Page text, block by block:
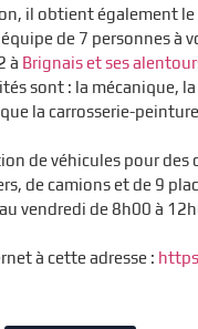
il obtient également
de 7 personnes à
à Brignais et ses
sont : la mécanique,
la carrosserie-
de véhicules pour des
de camions et de 9
vendredi de 8h00 à
à cette adresse :